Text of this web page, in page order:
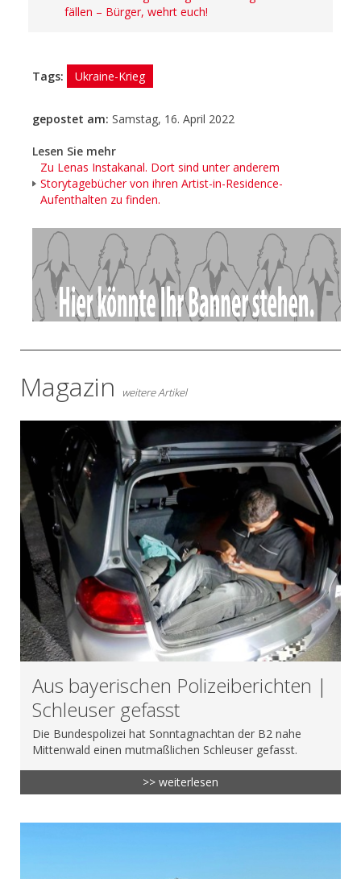
fällen – Bürger, wehrt euch!
Tags: Ukraine-Krieg
gepostet am: Samstag, 16. April 2022
Lesen Sie mehr
Zu Lenas Instakanal. Dort sind unter anderem
Storytagebücher von ihren Artist-in-Residence-
Aufenthalten zu finden.
- Anzeige -
Magazin weitere Artikel
Aus bayerischen Polizeiberichten |
Schleuser gefasst
Die Bundespolizei hat Sonntagnachtan der B2 nahe
Mittenwald einen mutmaßlichen Schleuser gefasst.
>> weiterlesen